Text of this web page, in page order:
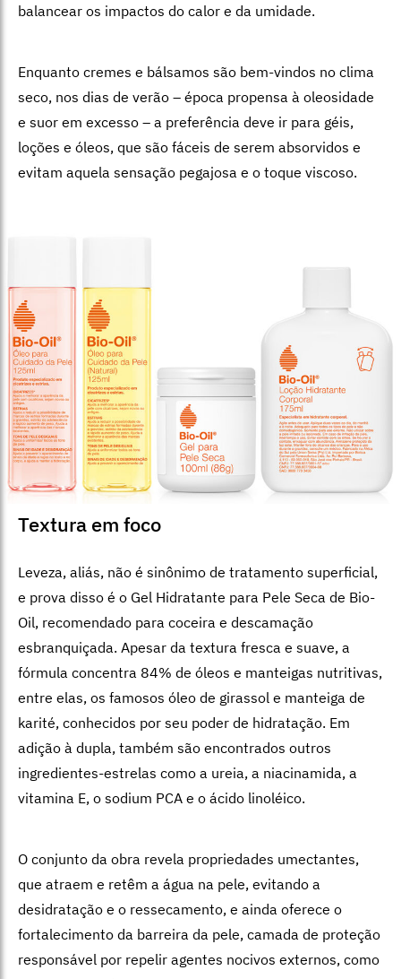
balancear os impactos do calor e da umidade.
Enquanto cremes e bálsamos são bem-vindos no clima
seco, nos dias de verão – época propensa à oleosidade
e suor em excesso – a preferência deve ir para géis,
loções e óleos, que são fáceis de serem absorvidos e
evitam aquela sensação pegajosa e o toque viscoso.
Textura em foco
Leveza, aliás, não é sinônimo de tratamento superficial,
e prova disso é o Gel Hidratante para Pele Seca de Bio-
Oil, recomendado para coceira e descamação
esbranquiçada. Apesar da textura fresca e suave, a
fórmula concentra 84% de óleos e manteigas nutritivas,
entre elas, os famosos óleo de girassol e manteiga de
karité, conhecidos por seu poder de hidratação. Em
adição à dupla, também são encontrados outros
ingredientes-estrelas como a ureia, a niacinamida, a
vitamina E, o sodium PCA e o ácido linoléico.
O conjunto da obra revela propriedades umectantes,
que atraem e retêm a água na pele, evitando a
desidratação e o ressecamento, e ainda oferece o
fortalecimento da barreira da pele, camada de proteção
responsável por repelir agentes nocivos externos, como